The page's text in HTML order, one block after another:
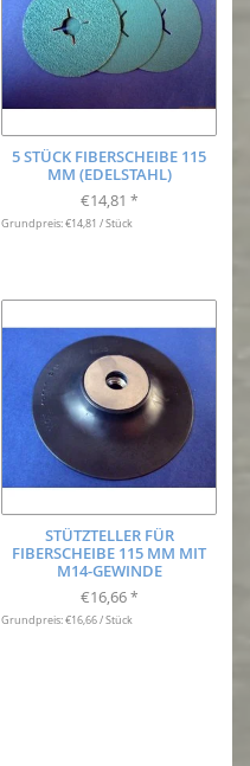
5 STÜCK FIBERSCHEIBE 115
MM (EDELSTAHL)
€14,81 *
Grundpreis: €14,81 / Stück
STÜTZTELLER FÜR
FIBERSCHEIBE 115 MM MIT
M14-GEWINDE
€16,66 *
Grundpreis: €16,66 / Stück